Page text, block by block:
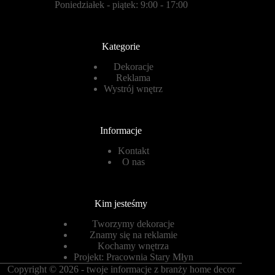
Poniedziałek - piątek: 9:00 - 17:00
Kategorie
Dekoracje
Reklama
Wystrój wnętrz
Informacje
Kontakt
O nas
Kim jesteśmy
Tworzymy dekoracje
Znamy się na reklamie
Kochamy wnętrza
Projekt: Pracownia Stary Młyn
Copyright © 2026 - twoje informacje z branży home decor